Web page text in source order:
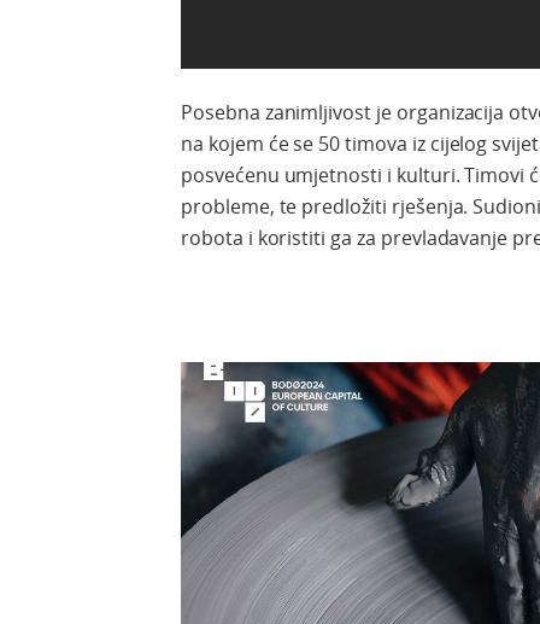
Posebna zanimljivost je organizacija
na kojem će se 50 timova iz cijelog
posvećenu umjetnosti i kulturi. Timovi
probleme, te predložiti rješenja.
robota i koristiti ga za prevladavanje